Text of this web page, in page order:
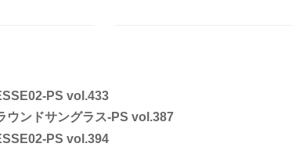
PS vol.433
ウンドサングラス-PS vol.387
PS vol.394